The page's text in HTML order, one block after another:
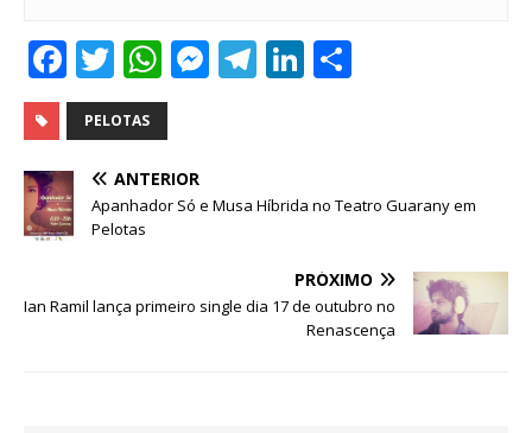
F
a
c
e
b
o
o
k
T
w
it
te
r
W
h
at
s
A
M
n
e
r
T
ra
Li
dI
PELOTAS
ANTERIOR
Apanhador Só e Musa Híbrida no Teatro Guarany em
Pelotas
PRÓXIMO
Ian Ramil lança primeiro single dia 17 de outubro no
Renascença